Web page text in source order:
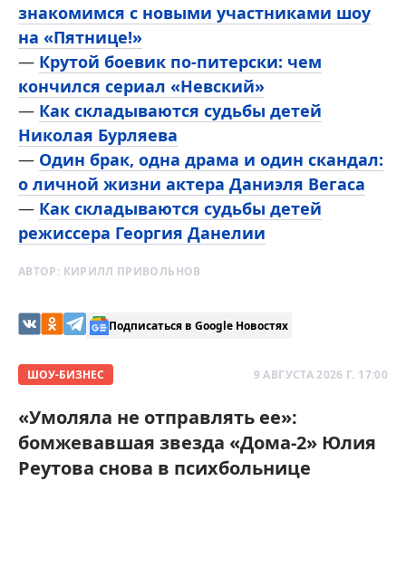
знакомимся с новыми участниками шоу
на «Пятнице!»
— Крутой боевик по-питерски: чем
кончился сериал «Невский»
— Как складываются судьбы детей
Николая Бурляева
— Один брак, одна драма и один скандал:
о личной жизни актера Даниэля Вегаса
— Как складываются судьбы детей
режиссера Георгия Данелии
АВТОР: КИРИЛЛ ПРИВОЛЬНОВ
Подписаться в Google Новостях
ШОУ-БИЗНЕС 9 АВГУСТА 2026 Г. 17:00
«Умоляла не отправлять ее»:
бомжевавшая звезда «Дома-2» Юлия
Реутова снова в психбольнице